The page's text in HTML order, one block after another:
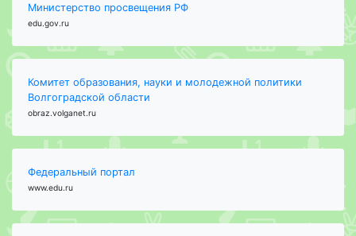
Министерство просвещения РФ
edu.gov.ru
Комитет образования, науки и молодежной политики
Волгоградской области
obraz.volganet.ru
Федеральный портал
www.edu.ru